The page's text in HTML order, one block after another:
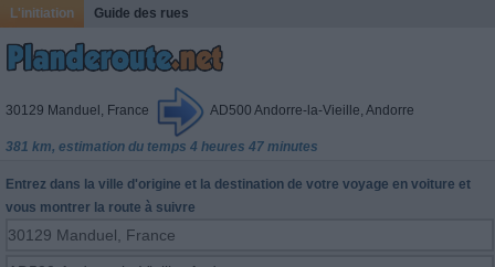
L'initiation Guide des rues
30129 Manduel, France AD500 Andorre-la-Vieille, Andorre
381 km, estimation du temps 4 heures 47 minutes
Entrez dans la ville d'origine et la destination de votre voyage en voiture et
vous montrer la route à suivre